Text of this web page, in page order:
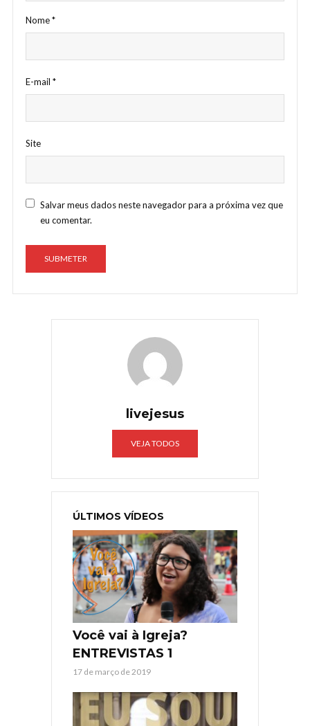
Nome*
E-mail *
Site
Salvar meus dados neste navegador para a próxima vez que
eu comentar.
livejesus
VEJA TODOS
ÚLTIMOS VÍDEOS
Você vai à Igreja?
ENTREVISTAS 1
17 de março de 2019